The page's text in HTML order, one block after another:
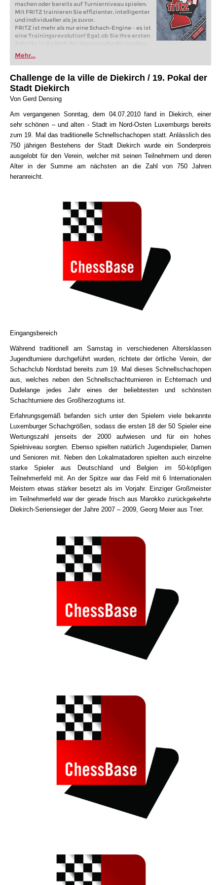
machen oder bereits auf Turnierniveau spielen:
Mit FRITZ trainieren Sie effizienter, intelligenter
und individueller als je zuvor.
FRITZ ist mehr als nur eine Schach-Engine – es ist
eine Trainingsrevolution! Egal, ob Sie Ihre ersten
Schritte in die Welt des Vereinsschachs machen
oder bereits auf Turnierniveau spielen: Mit
FRITZ trainieren Sie effizienter, intelligenter und
individueller als je zuvor.
Mehr...
Challenge de la ville de Diekirch / 19. Pokal der
Stadt Diekirch
Von Gerd Densing
Am vergangenen Sonntag, dem 04.07.2010 fand in Diekirch, einer
sehr schönen – und alten - Stadt im Nord-Osten Luxemburgs bereits
zum 19. Mal das traditionelle Schnellschachopen statt. Anlässlich des
750 jährigen Bestehens der Stadt Diekirch wurde ein Sonderpreis
ausgelobt für den Verein, welcher mit seinen Teilnehmern und deren
Alter in der Summe am nächsten an die Zahl von 750 Jahren
heranreicht.
Eingangsbereich
Während traditionell am Samstag in verschiedenen Altersklassen
Jugendturniere durchgeführt wurden, richtete der örtliche Verein, der
Schachclub Nordstad bereits zum 19. Mal dieses Schnellschachopen
aus, welches neben den Schnellschachturnieren in Echternach und
Dudelange jedes Jahr eines der beliebtesten und schönsten
Schachturniere des Großherzogtums ist.
Erfahrungsgemäß befanden sich unter den Spielern viele bekannte
Luxemburger Schachgrößen, sodass die ersten 18 der 50 Spieler eine
Wertungszahl jenseits der 2000 aufwiesen und für ein hohes
Spielniveau sorgten. Ebenso spielten natürlich Jugendspieler, Damen
und Senioren mit. Neben den Lokalmatadoren spielten auch einzelne
starke Spieler aus Deutschland und Belgien im 50-köpfigen
Teilnehmerfeld mit. An der Spitze war das Feld mit 6 Internationalen
Meistern etwas stärker besetzt als im Vorjahr. Einziger Großmeister
im Teilnehmerfeld war der gerade frisch aus Marokko zurückgekehrte
Diekirch-Seriensieger der Jahre 2007 – 2009, Georg Meier aus Trier.